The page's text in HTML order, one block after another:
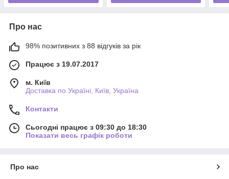
Про нас
98% позитивних з 88 відгуків за рік
Працює з 19.07.2017
м. Київ
Доставка по Україні, Київ, Україна
Контакти
Сьогодні працює з 09:30 до 18:30
Показати весь графік роботи
Про нас